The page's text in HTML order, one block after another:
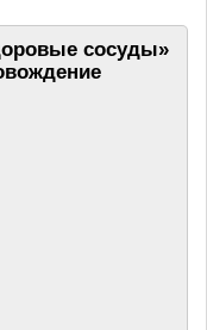
сосуды»